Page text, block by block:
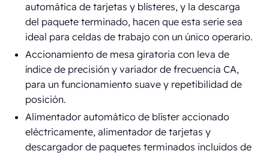
automática de tarjetas y blísteres, y la descarga
del paquete terminado, hacen que esta serie sea
ideal para celdas de trabajo con un único operario.
Accionamiento de mesa giratoria con leva de
índice de precisión y variador de frecuencia CA,
para un funcionamiento suave y repetibilidad de
posición.
Alimentador automático de blíster accionado
eléctricamente, alimentador de tarjetas y
descargador de paquetes terminados incluidos de